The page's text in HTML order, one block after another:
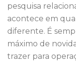
pesquisa
acontece em
diferente. É
máximo de
trazer para